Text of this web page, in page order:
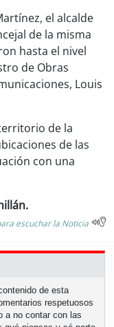
el alcalde
de la misma
hasta el nivel
de Obras
Louis
de la
de las
con una
escuchar la Noticia
de esta
respetuosos
a no contar con las